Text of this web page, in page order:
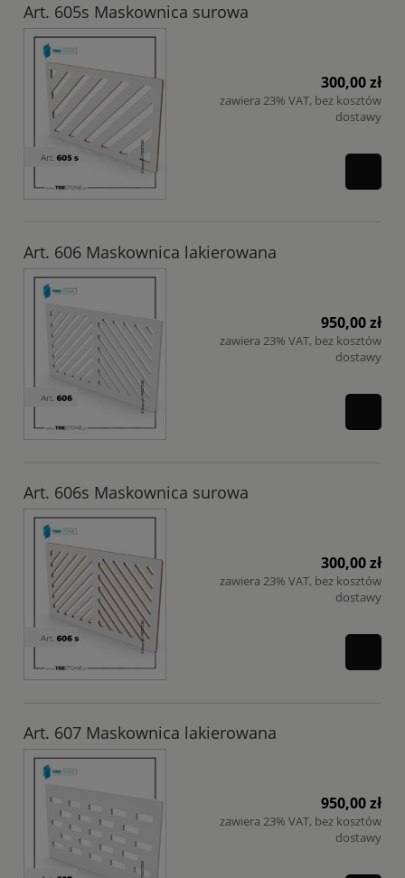
Art. 605s Maskownica surowa
300,00 zł
zawiera 23% VAT, bez kosztów
dostawy
Art. 606 Maskownica lakierowana
950,00 zł
zawiera 23% VAT, bez kosztów
dostawy
Art. 606s Maskownica surowa
300,00 zł
zawiera 23% VAT, bez kosztów
dostawy
Art. 607 Maskownica lakierowana
950,00 zł
zawiera 23% VAT, bez kosztów
dostawy